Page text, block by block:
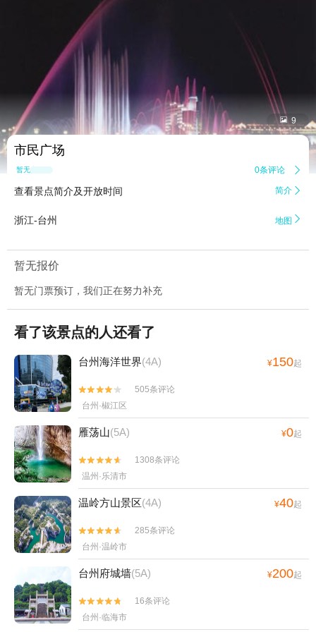
 9
市民广场
暂无点评 0条评论 
查看景点简介及开放时间 简介 
浙江-台州 地图 
暂无报价
暂无门票预订，我们正在努力补充
看了该景点的人还看了
台州海洋世界(4A) ¥150起


505条评论
台州·椒江区
雁荡山(5A) ¥0起


1308条评论
温州·乐清市
温岭方山景区(4A) ¥40起


285条评论
台州·温岭市
台州府城墙(5A) ¥200起


16条评论
台州·临海市